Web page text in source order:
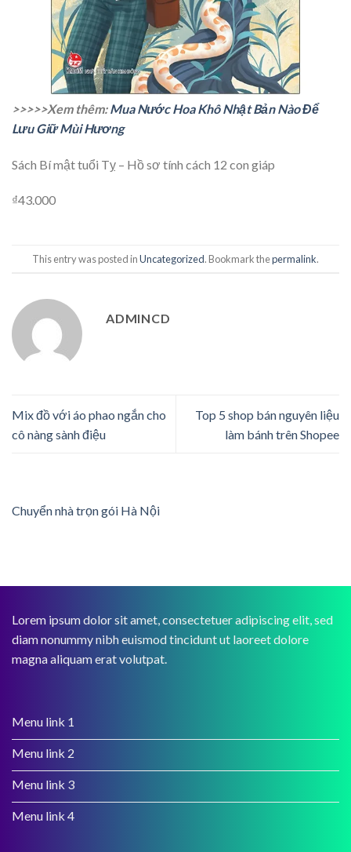
>>>>>Xem thêm:Mua Nước Hoa Khô Nhật Bản Nào Để
Lưu Giữ Mùi Hương
Sách Bí mật tuổi Tỵ – Hồ sơ tính cách 12 con giáp
₫43.000
This entry was posted inUncategorized. Bookmark thepermalink.
ADMINCD
Mix đồ với áo phao ngắn cho
cô nàng sành điệu
Top 5 shop bán nguyên liệu
làm bánh trên Shopee
Chuyển nhà trọn gói Hà Nội
Lorem ipsum dolor sit amet, consectetuer adipiscing elit, sed
diam nonummy nibh euismod tincidunt ut laoreet dolore
magna aliquam erat volutpat.
Menu link 1
Menu link 2
Menu link 3
Menu link 4